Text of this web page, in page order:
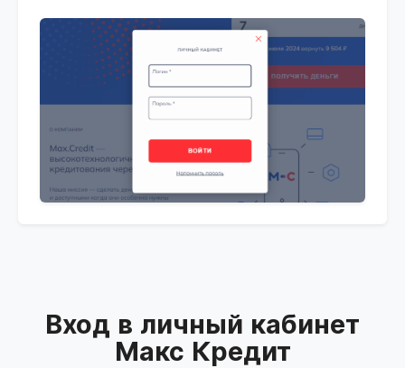
Вход в личный кабинет
Макс Кредит